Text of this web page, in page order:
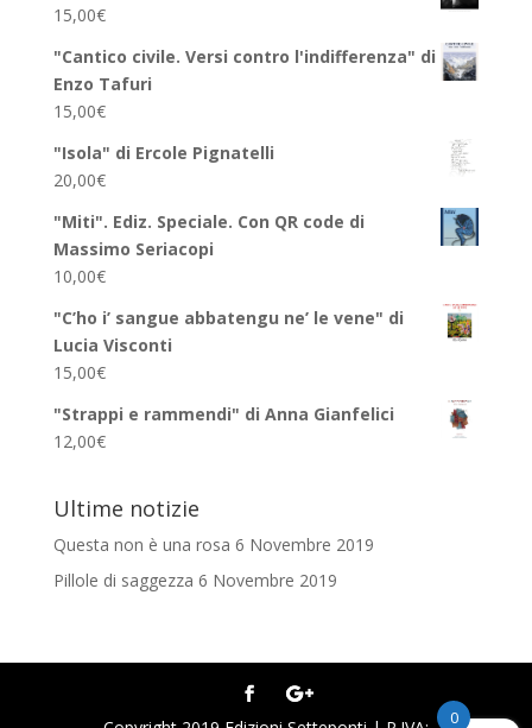
15,00€
"Cantico civile. Versi contro l'indifferenza" di
Enzo Tafuri
15,00€
"Isola" di Ercole Pignatelli
20,00€
"Miti". Ediz. Speciale. Con QR code di
Massimo Seriacopi
10,00€
"C’ho i’ sangue abbatengu ne’ le vene" di
Lucia Visconti
15,00€
"Strappi e rammendi" di Anna Gianfelici
12,00€
Ultime notizie
Questa non è una rosa 6 Novembre 2019
Pillole di saggezza 6 Novembre 2019
0